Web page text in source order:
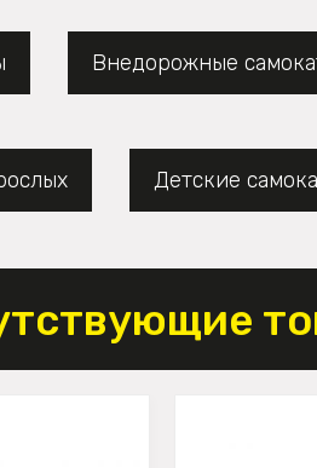
Внедорожные
Детские